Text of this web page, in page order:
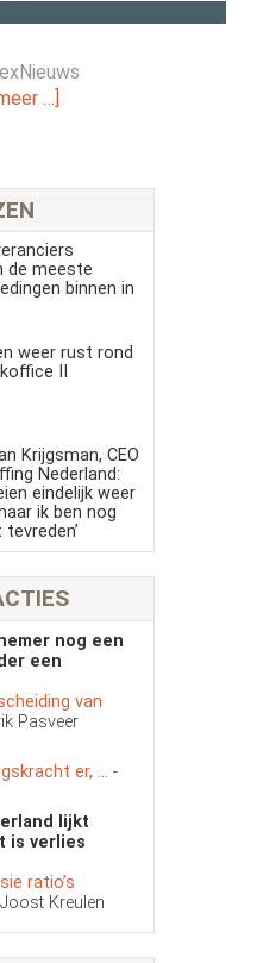
…]
de meeste
binnen in
weer rust rond
II
Krijgsman, CEO
Nederland:
eindelijk weer
ik ben nog
tevreden’
nog een
een
van
Pasveer
er, ... -
lijkt
is verlies
ratio’s
Kreulen